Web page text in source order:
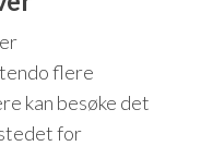
flere
kan besøke det
for